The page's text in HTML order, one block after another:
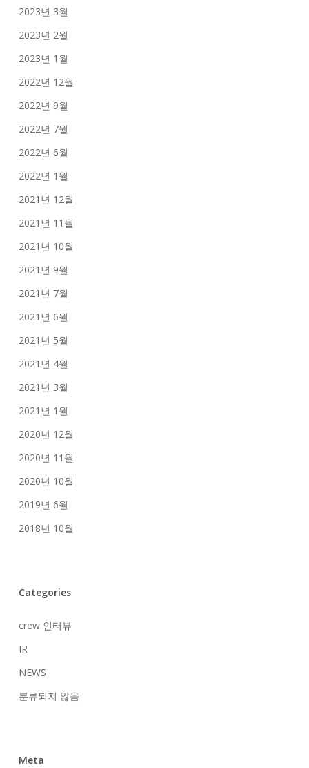
2023년 3월
2023년 2월
2023년 1월
2022년 12월
2022년 9월
2022년 7월
2022년 6월
2022년 1월
2021년 12월
2021년 11월
2021년 10월
2021년 9월
2021년 7월
2021년 6월
2021년 5월
2021년 4월
2021년 3월
2021년 1월
2020년 12월
2020년 11월
2020년 10월
2019년 6월
2018년 10월
Categories
crew 인터뷰
IR
NEWS
분류되지 않음
Meta